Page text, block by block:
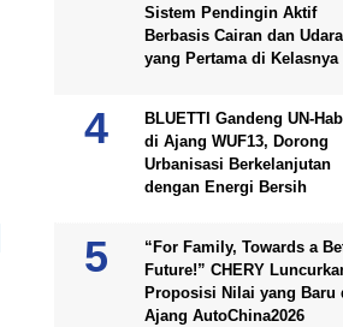
Sistem Pendingin Aktif
Berbasis Cairan dan Udara
yang Pertama di Kelasnya
BLUETTI Gandeng UN-
di Ajang WUF13, Dorong
Urbanisasi Berkelanjutan
dengan Energi Bersih
“For Family, Towards a
Future!” CHERY
Proposisi Nilai yang Baru
Ajang AutoChina2026